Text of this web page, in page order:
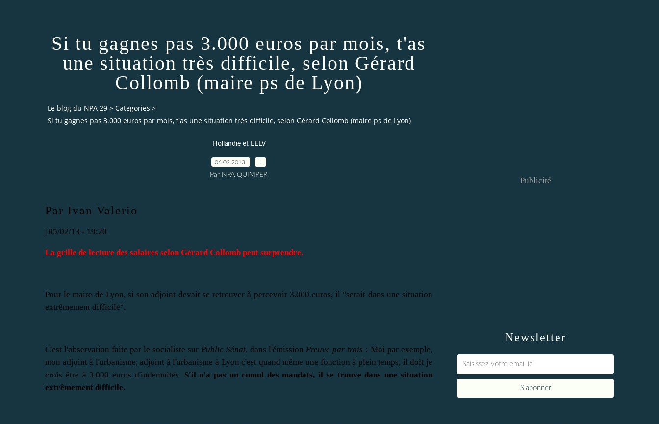
Si tu gagnes pas 3.000 euros par mois, t'as
une situation très difficile, selon Gérard
Collomb (maire ps de Lyon)
Le blog du NPA 29 > Categories >
Si tu gagnes pas 3.000 euros par mois, t'as une situation très difficile, selon Gérard Collomb (maire ps de Lyon)
Hollandie et EELV
06.02.2013
Par NPA QUIMPER
Par Ivan Valerio
| 05/02/13 - 19:20
La grille de lecture des salaires selon Gérard Collomb peut surprendre.
Pour le maire de Lyon, si son adjoint devait se retrouver à percevoir 3.000 euros, il "serait dans une situation
extrêmement difficile".
C'est l'observation faite par le socialiste sur Public Sénat, dans l'émission Preuve par trois : Moi par exemple,
mon adjoint à l'urbanisme, adjoint à l'urbanisme à Lyon c'est quand même une fonction à plein temps, il doit je
crois être à 3.000 euros d'indemnités. S'il n'a pas un cumul des mandats, il se trouve dans une situation
extrêmement difficile.
Newsletter
Publicité